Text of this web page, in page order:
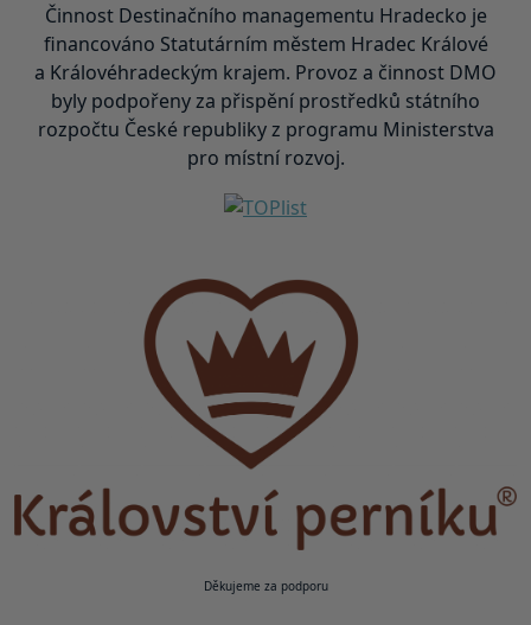
Činnost Destinačního managementu Hradecko je
financováno Statutárním městem Hradec Králové
a Královéhradeckým krajem. Provoz a činnost DMO
byly podpořeny za přispění prostředků státního
rozpočtu České republiky z programu Ministerstva
pro místní rozvoj.
Děkujeme za podporu